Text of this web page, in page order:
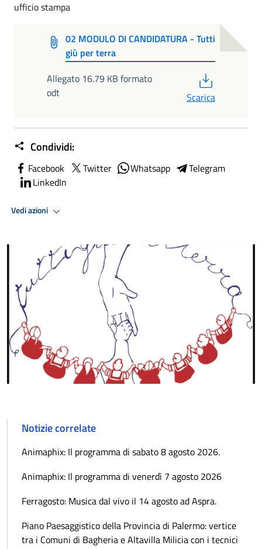
ufficio stampa
02 MODULO DI CANDIDATURA - Tutti
giù per terra
Allegato 16.79 KB formato
odt
Scarica
Condividi:
Facebook Twitter Whatsapp
Telegram
LinkedIn
Vedi azioni
Notizie correlate
Animaphix: Il programma di sabato 8 agosto 2026.
Animaphix: Il programma di venerdì 7 agosto 2026
Ferragosto: Musica dal vivo il 14 agosto ad Aspra.
Piano Paesaggistico della Provincia di Palermo: vertice
tra i Comuni di Bagheria e Altavilla Milicia con i tecnici